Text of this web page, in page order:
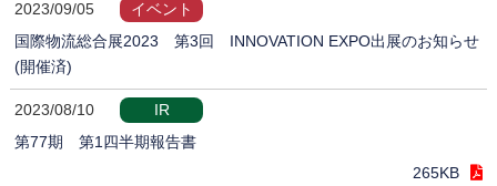
2023/09/05
イベント
国際物流総合展2023 第3回 INNOVATION EXPO出展のお知らせ
(開催済)
2023/08/10
IR
第77期 第1四半期報告書
265KB